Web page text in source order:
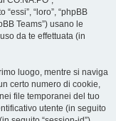
“loro”, “phpBB
Teams”) usano le
da te effettuata (in
luogo, mentre si naviga
certo numero di cookie,
file temporanei del tuo
utente (in seguito